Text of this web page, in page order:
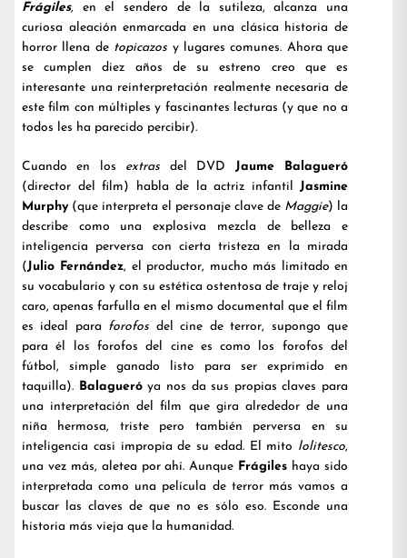
Frágiles, en el sendero de la sutileza, alcanza una
curiosa aleación enmarcada en una clásica historia de
horror llena de topicazos y lugares comunes. Ahora que
se cumplen diez años de su estreno creo que es
interesante una reinterpretación realmente necesaria de
este film con múltiples y fascinantes lecturas (y que no a
todos les ha parecido percibir).
Cuando en los extras del DVD Jaume Balagueró
(director del film) habla de la actriz infantil Jasmine
Murphy(que interpreta el personaje clave de Maggie) la
describe como una explosiva mezcla de belleza e
inteligencia perversa con cierta tristeza en la mirada
(Julio Fernández, el productor, mucho más limitado en
su vocabulario y con su estética ostentosa de traje y reloj
caro, apenas farfulla en el mismo documental que el film
es ideal para forofos del cine de terror, supongo que
para él los forofos del cine es como los forofos del
fútbol, simple ganado listo para ser exprimido en
taquilla). Balagueróya nos da sus propias claves para
una interpretación del film que gira alrededor de una
niña hermosa, triste pero también perversa en su
inteligencia casi impropia de su edad. El mito lolitesco,
una vez más, aletea por ahí. Aunque Frágiles haya sido
interpretada como una película de terror más vamos a
buscar las claves de que no es sólo eso. Esconde una
historia más vieja que la humanidad.